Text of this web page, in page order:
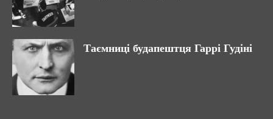
Таємниці будапештця Гаррі Гудіні